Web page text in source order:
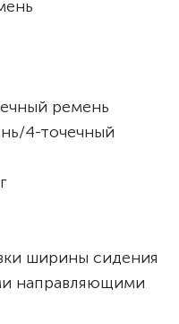
ремень
4-точечный
ширины сидения
направляющими